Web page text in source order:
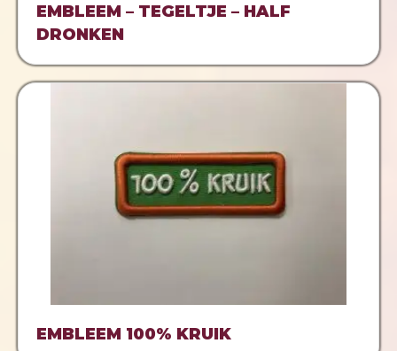
EMBLEEM – TEGELTJE – HALF
DRONKEN
EMBLEEM 100% KRUIK